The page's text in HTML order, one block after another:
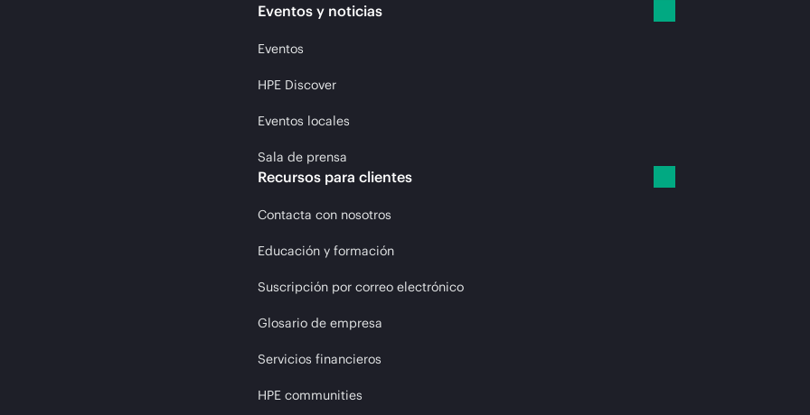
Eventos y noticias
Eventos
HPE Discover
Eventos locales
Sala de prensa
Recursos para clientes
Contacta con nosotros
Educación y formación
Suscripción por correo electrónico
Glosario de empresa
Servicios financieros
HPE communities